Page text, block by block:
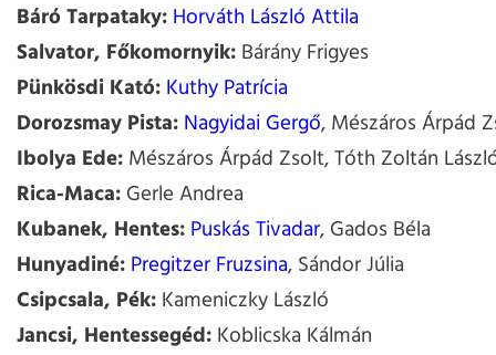
Báró Tarpata­ky:Horváth László Attila
Salvator, Főkomornyik:Bárány Frigyes
Pünkösdi Kató:Kuthy Patrícia
Dorozsmay Pista:Nagyidai Gergő, Mészáros Árpád
Ibolya Ede:Mészáros Árpád Zsolt, Tóth Zoltán
Rica-Maca:Gerle Andrea
Kubanek, Hentes:Puskás Tivadar, Gados Béla
Hunyadiné:Pregitzer Fruzsina, Sándor Júlia
Csipcsala, Pék:Kameniczky László
Jancsi, Hentessegéd:Koblicska Kálmán